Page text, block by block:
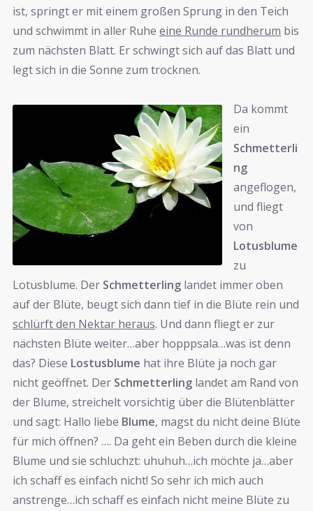
ist, springt er mit einem großen Sprung in den Teich
und schwimmt in aller Ruhe eine Runde rundherum bis
zum nächsten Blatt. Er schwingt sich auf das Blatt und
legt sich in die Sonne zum trocknen.
Da kommt
ein
Schmetterli
ng
angeflogen,
und fliegt
von
Lotusblume
zu
Lotusblume. Der Schmetterling landet immer oben
auf der Blüte, beugt sich dann tief in die Blüte rein und
schlürft den Nektar heraus. Und dann fliegt er zur
nächsten Blüte weiter…aber hopppsala…was ist denn
das? Diese Lostusblume hat ihre Blüte ja noch gar
nicht geöffnet. Der Schmetterling landet am Rand von
der Blume, streichelt vorsichtig über die Blütenblätter
und sagt: Hallo liebe Blume, magst du nicht deine Blüte
für mich öffnen? …. Da geht ein Beben durch die kleine
Blume und sie schluchzt: uhuhuh…ich möchte ja…aber
ich schaff es einfach nicht! So sehr ich mich auch
anstrenge…ich schaff es einfach nicht meine Blüte zu